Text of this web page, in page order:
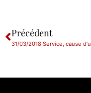
Précédent